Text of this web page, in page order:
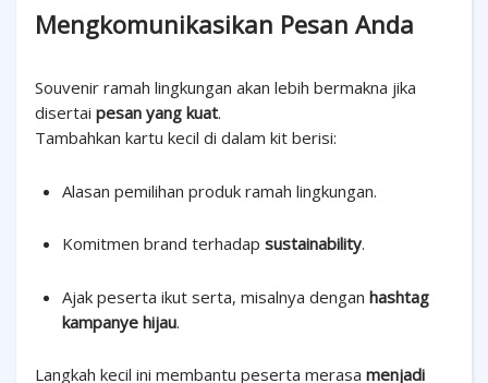
Mengkomunikasikan Pesan Anda
Souvenir ramah lingkungan akan lebih bermakna jika
disertai pesan yang kuat.
Tambahkan kartu kecil di dalam kit berisi:
Alasan pemilihan produk ramah lingkungan.
Komitmen brand terhadap sustainability.
Ajak peserta ikut serta, misalnya dengan hashtag
kampanye hijau.
Langkah kecil ini membantu peserta merasa menjadi